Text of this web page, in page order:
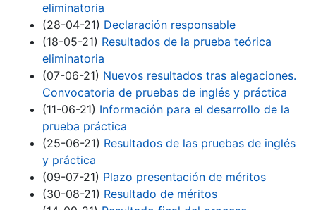
eliminatoria
(28-04-21) Declaración responsable
(18-05-21) Resultados de la prueba teórica
eliminatoria
(07-06-21) Nuevos resultados tras alegaciones.
Convocatoria de pruebas de inglés y práctica
(11-06-21) Información para el desarrollo de la
prueba práctica
(25-06-21) Resultados de las pruebas de inglés
y práctica
(09-07-21) Plazo presentación de méritos
(30-08-21) Resultado de méritos